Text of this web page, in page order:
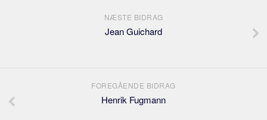
NÆSTE BIDRAG
Jean Guichard
FOREGÅENDE BIDRAG
Henrik Fugmann